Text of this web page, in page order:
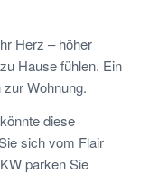
Herz – höher
Hause fühlen. Ein
Wohnung.
diese
sich vom Flair
parken Sie